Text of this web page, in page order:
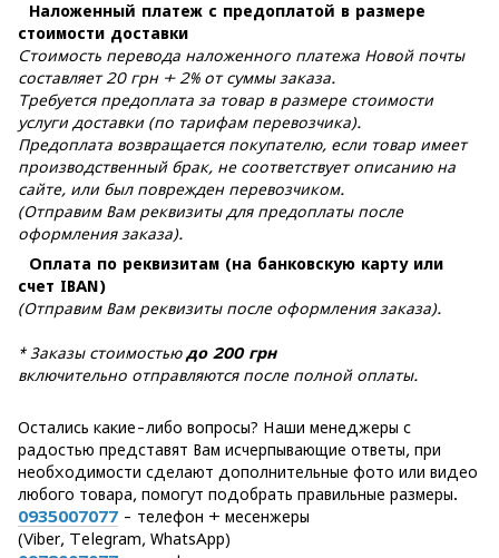
Наложенный платеж с предоплатой в размере
стоимости доставки
Стоимость перевода наложенного платежа Новой почты
составляет 20 грн + 2% от суммы заказа.
Требуется предоплата за товар в размере стоимости
услуги доставки (по тарифам перевозчика).
Предоплата возвращается покупателю, если товар имеет
производственный брак, не соответствует описанию на
сайте, или был поврежден перевозчиком.
(Отправим Вам реквизиты для предоплаты после
оформления заказа).
Оплата по реквизитам (на банковскую карту или
счет IBAN)
(Отправим Вам реквизиты после оформления заказа).
* Заказы стоимостьюдо 200 грн
включительно отправляются после полной оплаты.
Остались какие-либо вопросы? Наши менеджеры с
радостью представят Вам исчерпывающие ответы, при
необходимости сделают дополнительные фото или видео
любого товара, помогут подобрать правильные размеры.
0935007077 - телефон + месенжеры
(Viber, Telegram, WhatsApp)